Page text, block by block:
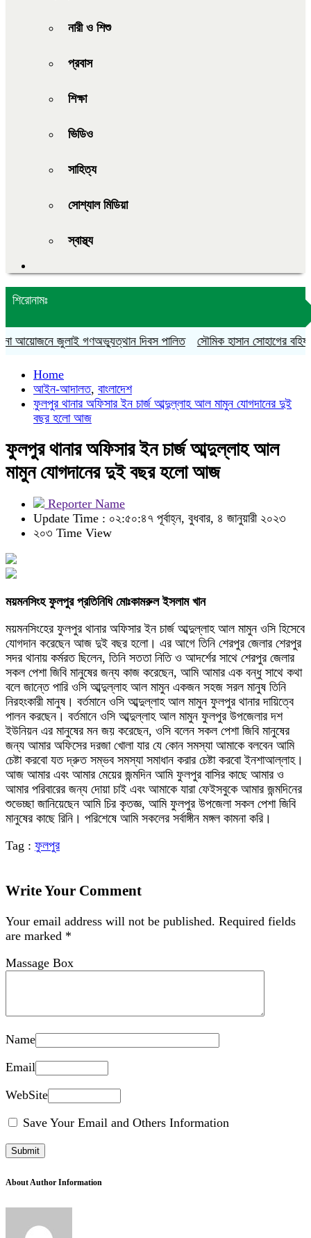
নারী ও শিশু
প্রবাস
শিক্ষা
ভিডিও
সাহিত্য
সোশ্যাল মিডিয়া
স্বাস্থ্য
শিরোনামঃ
জুলাই গণঅভ্যুত্থান দিবস পালিত সৌমিক হাসান সোহাগের
Home
আইন-আদালত, বাংলাদেশ
ফুলপুর থানার অফিসার ইন চার্জ আব্দুল্লাহ আল মামুন যোগদানের দুই
বছর হলো আজ
ফুলপুর থানার অফিসার ইন চার্জ আব্দুল্লাহ আল
মামুন যোগদানের দুই বছর হলো আজ
Reporter Name
Update Time : ০২:৫০:৪৭ পূর্বাহ্ন, বুধবার, ৪ জানুয়ারী ২০২৩
২০৩ Time View
ময়মনসিংহ ফুলপুর প্রতিনিধি মোঃকামরুল ইসলাম খান
ময়মনসিংহের ফুলপুর থানার অফিসার ইন চার্জ আব্দুল্লাহ আল মামুন ওসি হিসেবে
যোগদান করেছেন আজ দুই বছর হলো। এর আগে তিনি শেরপুর জেলার শেরপুর
সদর থানায় কর্মরত ছিলেন, তিনি সততা নিতি ও আদর্শের সাথে শেরপুর জেলার
সকল পেশা জিবি মানুষের জন্য কাজ করেছেন, আমি আমার এক বন্ধু সাথে কথা
বলে জান্তে পারি ওসি আব্দুল্লাহ আল মামুন একজন সহজ সরল মানুষ তিনি
নিরহংকারী মানুষ। বর্তমানে ওসি আব্দুল্লাহ আল মামুন ফুলপুর থানার দায়িত্বে
পালন করছেন। বর্তমানে ওসি আব্দুল্লাহ আল মামুন ফুলপুর উপজেলার দশ
ইউনিয়ন এর মানুষের মন জয় করেছেন, ওসি বলেন সকল পেশা জিবি মানুষের
জন্য আমার অফিসের দরজা খোলা যার যে কোন সমস্যা আমাকে বলবেন আমি
চেষ্টা করবো যত দ্রুত সম্ভব সমস্যা সমাধান করার চেষ্টা করবো ইনশাআল্লাহ।
আজ আমার এবং আমার মেয়ের জন্মদিন আমি ফুলপুর বাসির কাছে আমার ও
আমার পরিবারের জন্য দোয়া চাই এবং আমাকে যারা ফেইসবুকে আমার জন্মদিনের
শুভেচ্ছা জানিয়েছেন আমি চির কৃতজ্ঞ, আমি ফুলপুর উপজেলা সকল পেশা জিবি
মানুষের কাছে রিনি। পরিশেষে আমি সকলের সর্বাঙ্গীন মঙ্গল কামনা করি।
Tag : ফুলপুর
Write Your Comment
Your email address will not be published. Required fields
are marked *
Massage Box
Name
Email
WebSite
Save Your Email and Others Information
About Author Information